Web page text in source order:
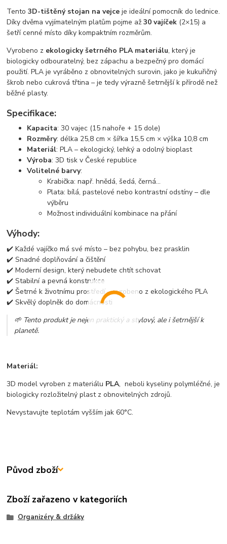
Tento3D-tištěný stojan na vejce je ideální pomocník do lednice.
Díky dvěma vyjímatelným platům pojme až30 vajíček (2×15) a
šetří cenné místo díky kompaktním rozměrům.
Vyrobeno z ekologicky šetrného PLA materiálu, který je
biologicky odbouratelný, bez zápachu a bezpečný pro domácí
použití. PLA je vyráběno z obnovitelných surovin, jako je kukuřičný
škrob nebo cukrová třtina – je tedy výrazně šetrnější k přírodě než
běžné plasty.
Specifikace:
Kapacita: 30 vajec (15 nahoře + 15 dole)
Rozměry: délka 25,8 cm × šířka 15,5 cm × výška 10,8 cm
Materiál: PLA – ekologický, lehký a odolný bioplast
Výroba: 3D tisk v České republice
Volitelné barvy:
Krabička: např. hnědá, šedá, černá...
Plata: bílá, pastelové nebo kontrastní odstíny – dle
výběru
Možnost individuální kombinace na přání
Výhody:
✔️ Každé vajíčko má své místo – bez pohybu, bez prasklin
✔️ Snadné doplňování a čištění
✔️ Moderní design, který nebudete chtít schovat
✔️ Stabilní a pevná konstrukce
✔️ Šetrné k životnímu prostředí – vyrobeno z ekologického PLA
✔️ Skvělý doplněk do domácnosti
🌱 Tento produkt je nejen praktický a stylový, ale i šetrnější k
planetě.
Materiál:
3D model vyroben z materiálu PLA, neboli kyseliny polymléčné, je
biologicky rozložitelný plast z obnovitelných zdrojů.
Nevystavujte teplotám vyšším jak 60°C.
Původ zboží
Zboží zařazeno v kategoriích
Organizéry & držáky